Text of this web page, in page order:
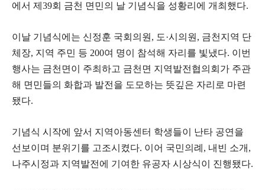
에서 제39회 금천 면민의 날 기념식을 성황리에 개최했다.
이날 기념식에는 신정훈 국회의원, 도·시의원, 금천지역 단
체장, 지역 주민 등 200여 명이 참석해 자리를 빛냈다. 이번
행사는 금천면이 주최하고 금천면 지역발전협의회가 주관
해 면민들의 화합과 발전을 도모하는 뜻깊은 자리로 마련
됐다.
기념식 시작에 앞서 지역아동센터 학생들이 난타 공연을
선보이며 분위기를 고조시켰다. 이어 국민의례, 내빈 소개,
나주시정과 지역발전에 기여한 유공자 시상식이 진행됐다.